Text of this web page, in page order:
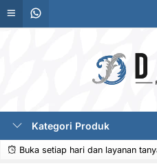
Kategori Produk
Buka setiap hari dan layanan